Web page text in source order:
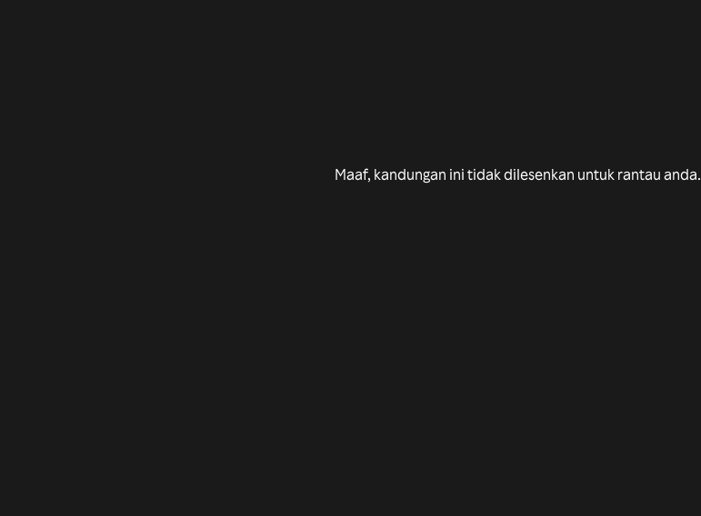
Maaf, kandungan ini tidak dilesenkan untuk rantau anda.